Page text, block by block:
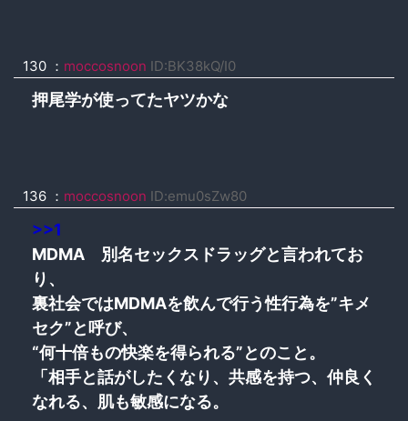
130 ： moccosnoon ID:BK38kQ/I0
押尾学が使ってたヤツかな
136 ： moccosnoon ID:emu0sZw80
>>1
MDMA 別名セックスドラッグと言われてお
り、
裏社会ではMDMAを飲んで行う性行為を”キメ
セク”と呼び、
“何十倍もの快楽を得られる”とのこと。
「相手と話がしたくなり、共感を持つ、仲良く
なれる、肌も敏感になる。